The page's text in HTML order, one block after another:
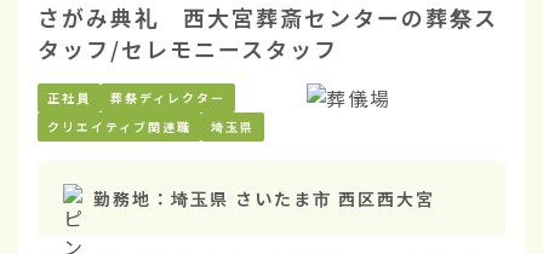
さがみ典礼 西大宮葬斎センターの葬祭ス
タッフ/セレモニースタッフ
正社員
葬祭ディレクター
クリエイティブ関連職
埼玉県
勤務地： 埼玉県 さいたま市 西区西大宮